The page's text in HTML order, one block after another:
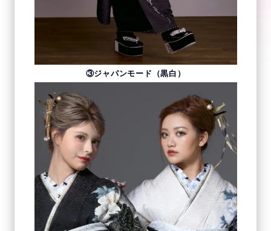
③ジャパンモード（黒白）